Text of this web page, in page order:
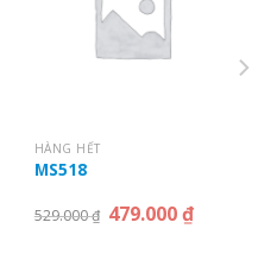
HÀNG HẾT
MS518
529.000₫ 479.000₫